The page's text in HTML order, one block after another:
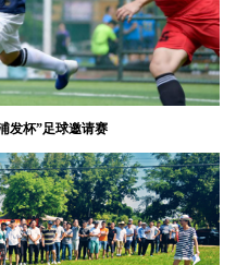
年“浦发杯”足球邀请赛